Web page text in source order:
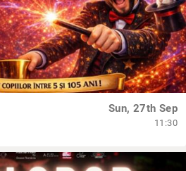
Sun, 27th Sep
11:30